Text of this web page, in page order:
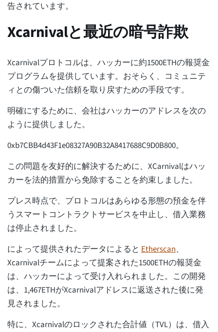
告されています。
Xcarnivalと最近の暗号詐欺
Xcarnivalプロトコルは、ハッカーに約1500ETHの報奨金
プログラムを提供しています。おそらく、コミュニテ
ィとの傷ついた信頼を取り戻すための手段です。
明確にするために、会社はハッカーのアドレスを次の
ように提供しました。
0xb7CBB4d43F1e08327A90B32A8417688C9D0B800。
この問題を友好的に解決するために、XCarnivalはハッ
カーを法的措置から免除することを約束しました。
プレス時点で、プロトコルはあらゆる形態の預金を伴
うスマートコントラクトサービスを中止し、借入業務
は停止されました。
によって提供されたデータによると Etherscan、
Xcarnivalチームによって提案された1500ETHの報奨金
は、ハッカーによって受け入れられました。この開発
は、1,467ETHがXcarnivalアドレスに返送された後に発
見されました。
特に、Xcarnivalのロックされた合計値（TVL）は、借入